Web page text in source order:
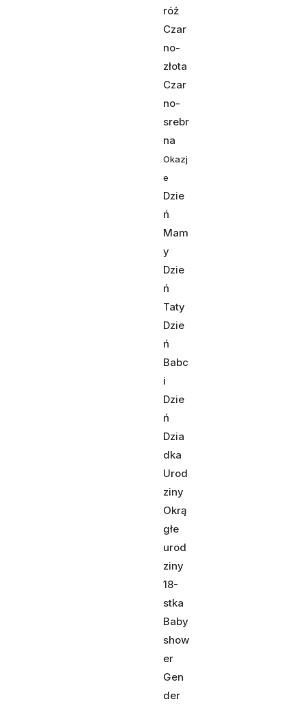
róż
Czar
no-
złota
Czar
no-
srebr
na
Okazj
e
Dzie
ń
Mam
y
Dzie
ń
Taty
Dzie
ń
Babc
i
Dzie
ń
Dzia
dka
Urod
ziny
Okrą
głe
urod
ziny
18-
stka
Baby
show
er
Gen
der